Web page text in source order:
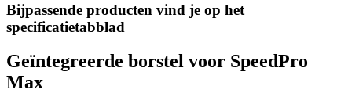
Bijpassende producten vind je op het
specificatietabblad
Geïntegreerde borstel voor SpeedPro
Max